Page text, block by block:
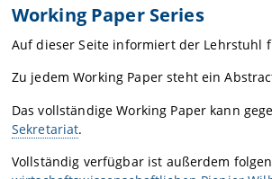
Working Paper Series
Auf dieser Seite informiert der Lehrstuhl
Zu jedem Working Paper steht ein
Das vollständige Working Paper kann
Sekretariat.
Vollständig verfügbar ist außerdem